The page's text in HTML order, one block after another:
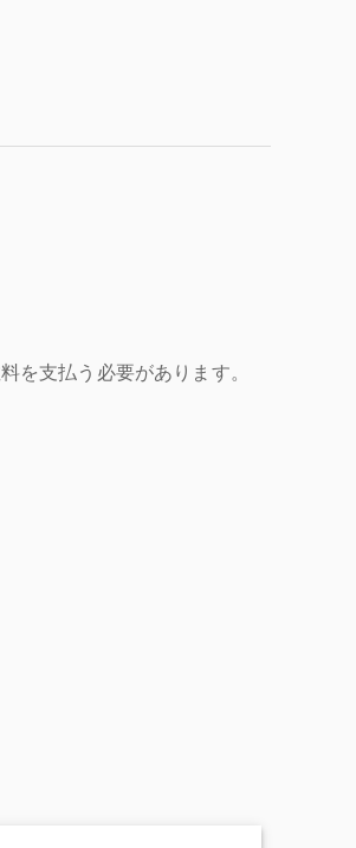
を支払う必要があります。